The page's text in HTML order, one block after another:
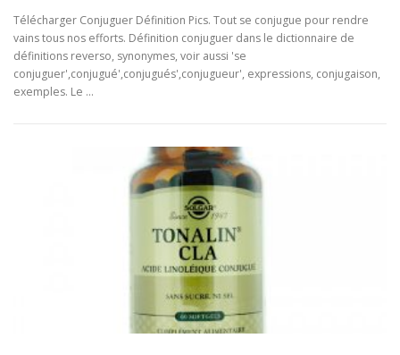
Télécharger Conjuguer Définition Pics. Tout se conjugue pour rendre
vains tous nos efforts. Définition conjuguer dans le dictionnaire de
définitions reverso, synonymes, voir aussi 'se
conjuguer',conjugué',conjugués',conjugueur', expressions, conjugaison,
exemples. Le …